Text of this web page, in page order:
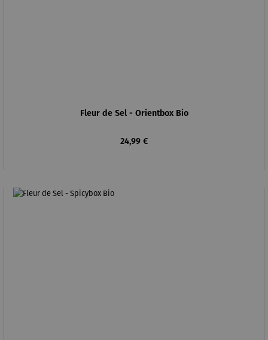
Fleur de Sel - Orientbox Bio
Regulärer Preis:
24,99 €